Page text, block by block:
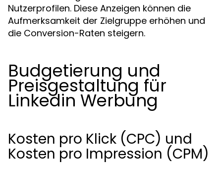
Nutzerprofilen. Diese Anzeigen können die
Aufmerksamkeit der Zielgruppe erhöhen und
die Conversion-Raten steigern.
Budgetierung und
Preisgestaltung für
Linkedin Werbung
Kosten pro Klick (CPC) und
Kosten pro Impression (CPM)